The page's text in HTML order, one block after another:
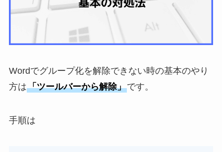
Wordでグループ化を解除できない時の基本のやり
方は「ツールバーから解除」です。
手順は